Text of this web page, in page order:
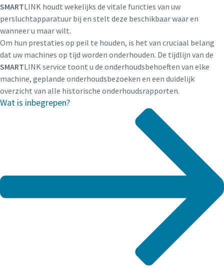
SMARTLINK houdt wekelijks de vitale functies van uw
persluchtapparatuur bij en stelt deze beschikbaar waar en
wanneer u maar wilt.
Om hun prestaties op peil te houden, is het van cruciaal belang
dat uw machines op tijd worden onderhouden. De tijdlijn van de
SMARTLINK service toont u de onderhoudsbehoeften van elke
machine, geplande onderhoudsbezoeken en een duidelijk
overzicht van alle historische onderhoudsrapporten.
Wat is inbegrepen?